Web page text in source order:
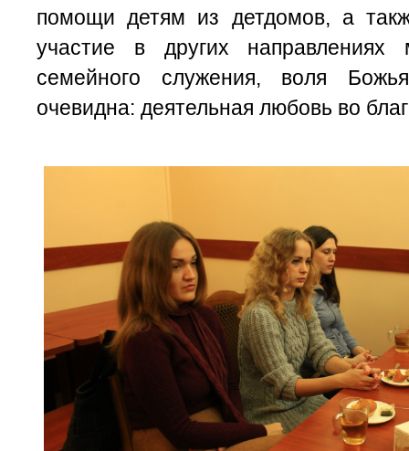
помощи детям из детдомов, а
участие в других направлениях
семейного служения, воля
очевидна: деятельная любовь во